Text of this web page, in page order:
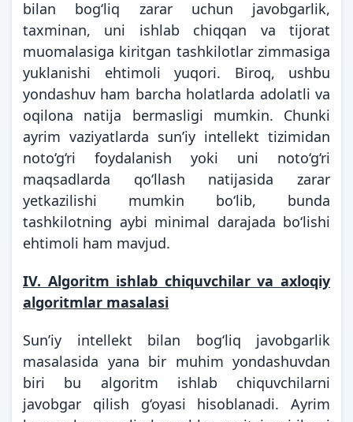
bilan bog‘liq zarar uchun javobgarlik,
taxminan, uni ishlab chiqqan va tijorat
muomalasiga kiritgan tashkilotlar zimmasiga
yuklanishi ehtimoli yuqori. Biroq, ushbu
yondashuv ham barcha holatlarda adolatli va
oqilona natija bermasligi mumkin. Chunki
ayrim vaziyatlarda sunʼiy intellekt tizimidan
noto‘g‘ri foydalanish yoki uni noto‘g‘ri
maqsadlarda qo‘llash natijasida zarar
yetkazilishi mumkin bo‘lib, bunda
tashkilotning aybi minimal darajada bo‘lishi
ehtimoli ham mavjud.
IV. Algoritm ishlab chiquvchilar va axloqiy
algoritmlar masalasi
Sunʼiy intellekt bilan bog‘liq javobgarlik
masalasida yana bir muhim yondashuvdan
biri bu algoritm ishlab chiquvchilarni
javobgar qilish g‘oyasi hisoblanadi. Ayrim